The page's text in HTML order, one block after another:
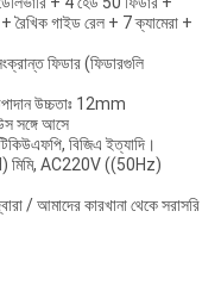
রৈখিক গাইড রেল + 7 ক্যামেরা +
ফিডার (ফিডারগুলি
উচ্চতাঃ 12mm
সঙ্গে আসে
বিজিএ ইত্যাদি।
মিমি, AC220V ((50Hz)
/ আমাদের কারখানা থেকে সরাসরি